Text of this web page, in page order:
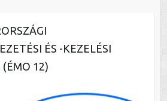
ÉS -KEZELÉSI
(ÉMO 12)